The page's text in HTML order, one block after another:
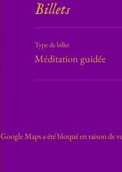
Billets
Type de billet
Méditation guidée
Google Maps a été bloqué en raison de